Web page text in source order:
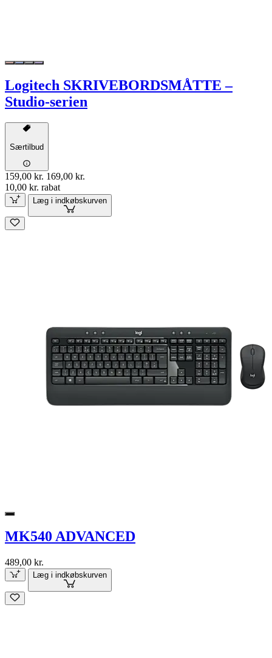
Logitech SKRIVEBORDSMÅTTE –
Studio-serien
Særtilbud
159,00 kr. 169,00 kr.
10,00 kr. rabat
Læg i indkøbskurven
MK540 ADVANCED
489,00 kr.
Læg i indkøbskurven